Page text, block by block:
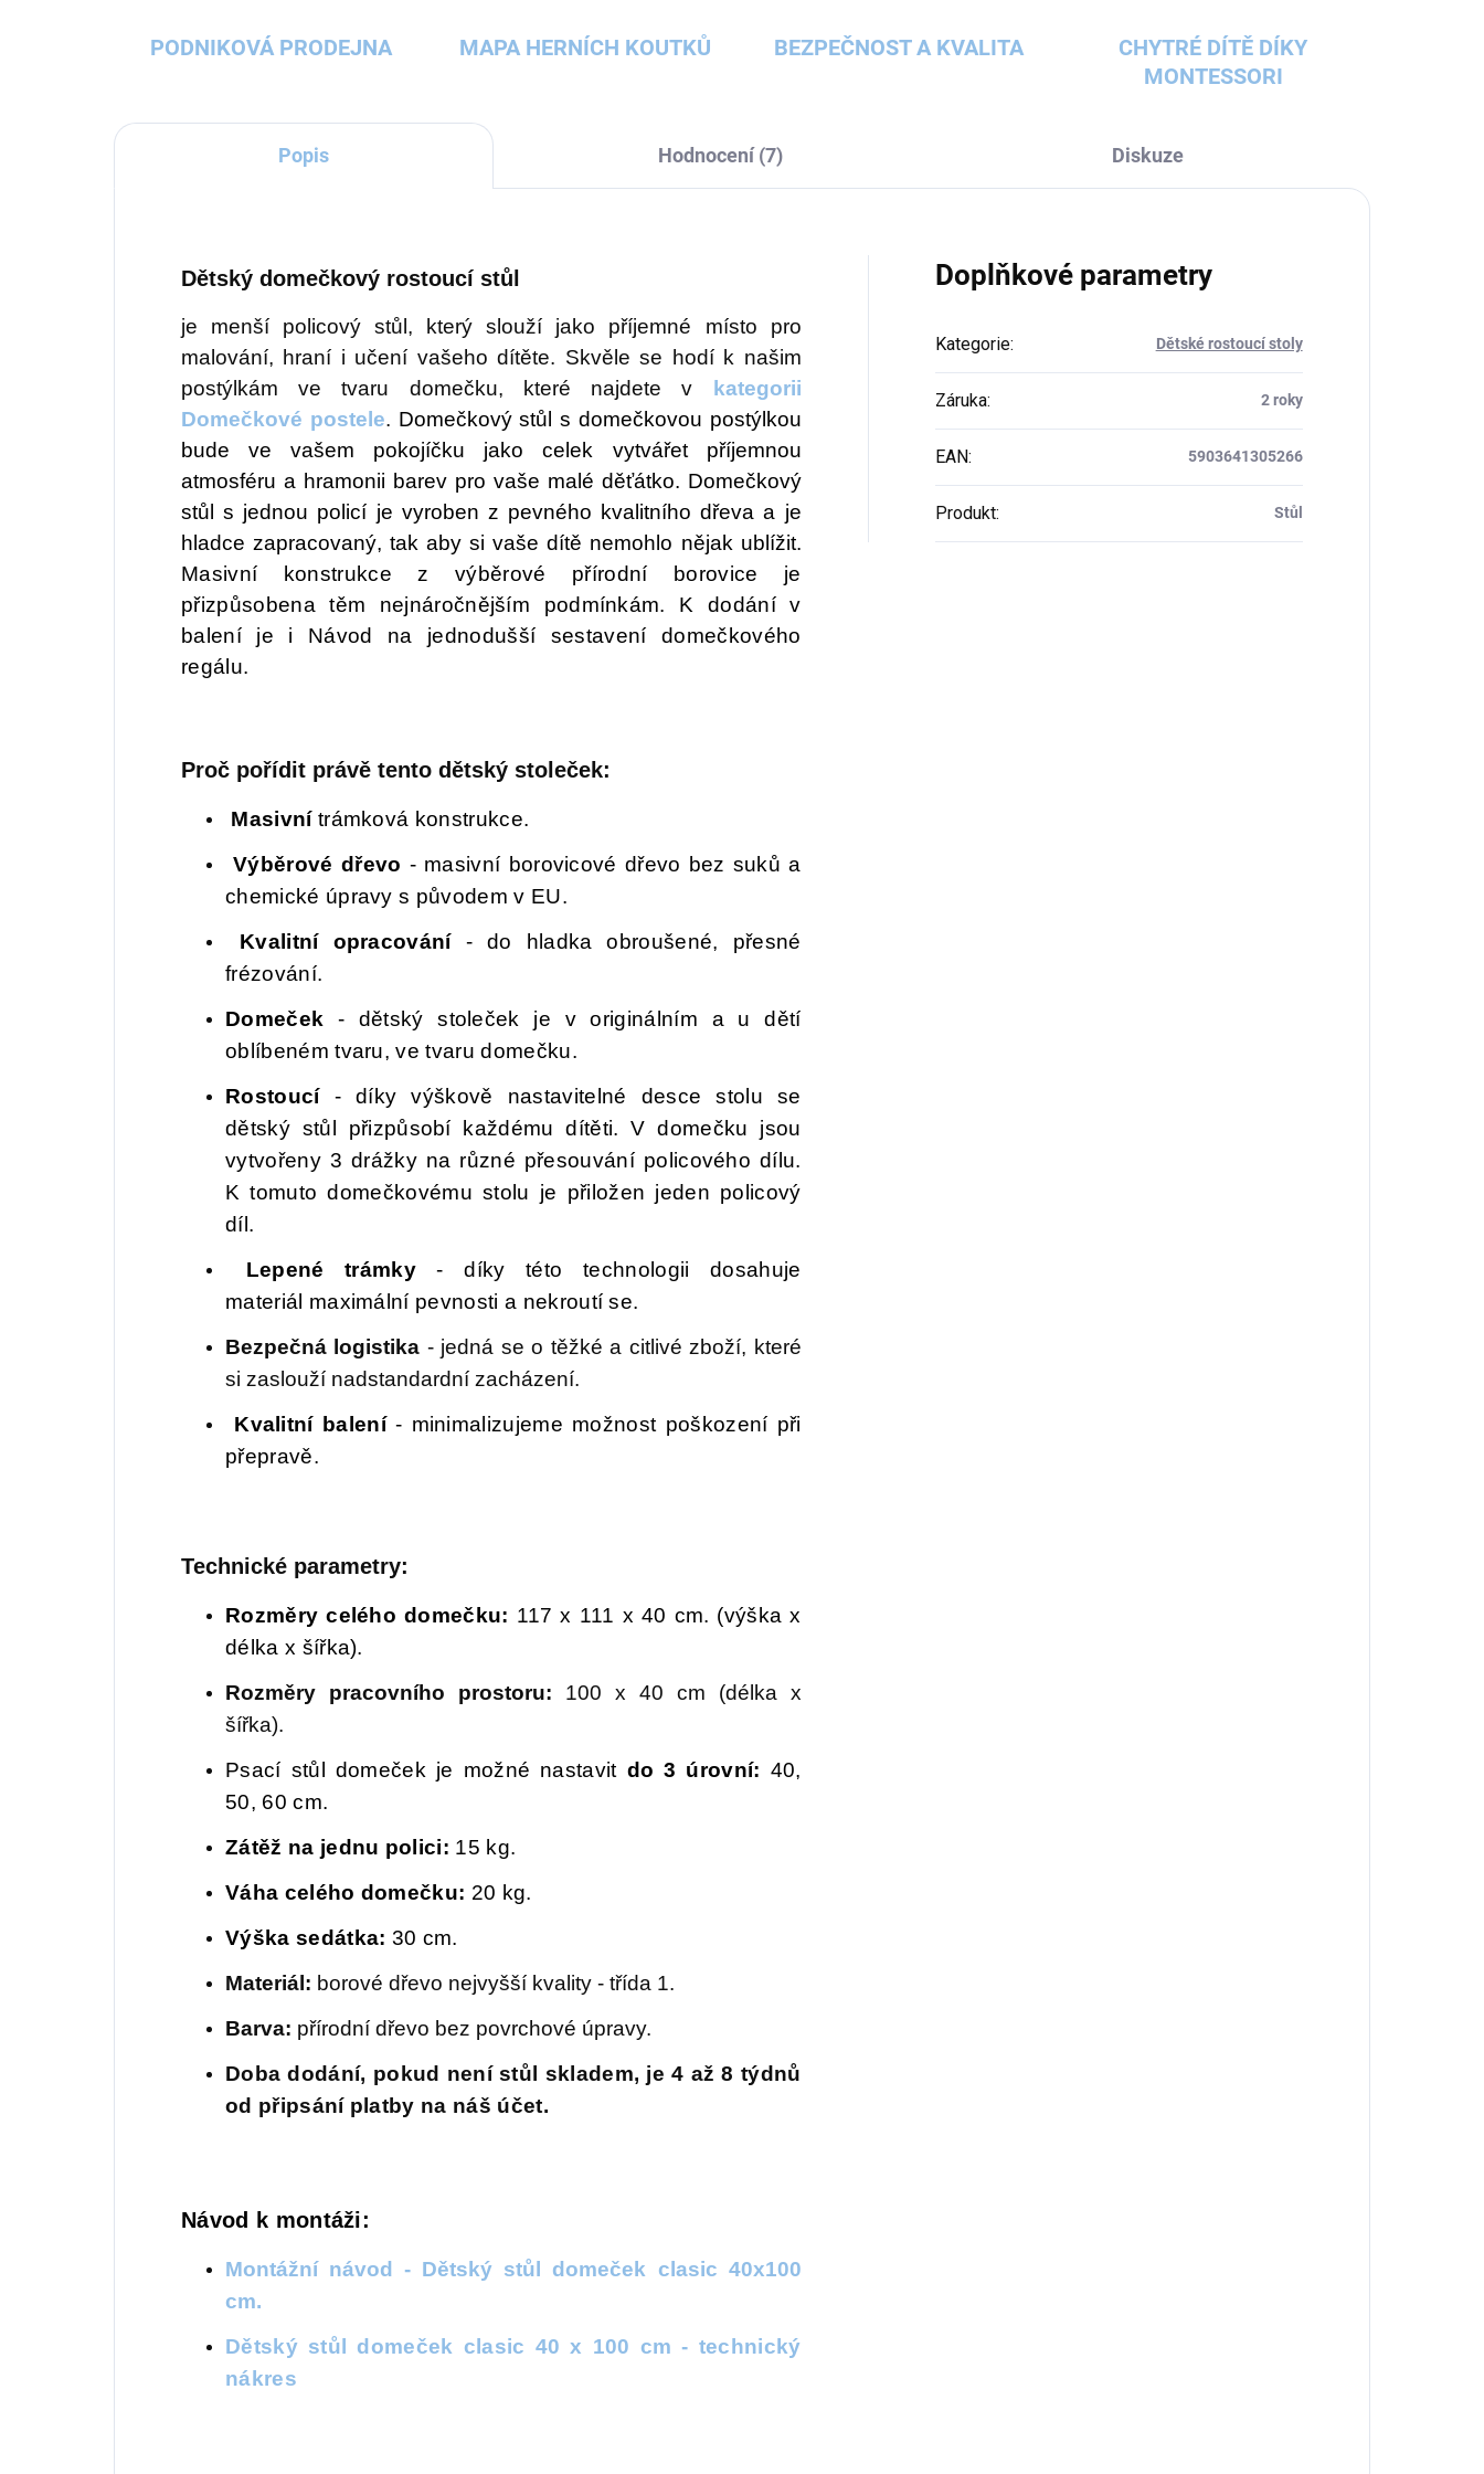
PODNIKOVÁ PRODEJNA MAPA HERNÍCH KOUTKŮ BEZPEČNOST A KVALITA
CHYTRÉ DÍTĚ DÍKY
MONTESSORI
Popis Hodnocení (7) Diskuze
Dětský domečkový rostoucí stůl
je menší policový stůl, který slouží jako příjemné místo pro
malování, hraní i učení vašeho dítěte. Skvěle se hodí k našim
postýlkám ve tvaru domečku, které najdete v
kategorii
Domečkové postele. Domečkový stůl s domečkovou postýlkou
bude ve vašem pokojíčku jako celek vytvářet příjemnou
atmosféru a hramonii barev pro vaše malé děťátko. Domečkový
stůl s jednou policí je vyroben z pevného kvalitního dřeva a je
hladce zapracovaný, tak aby si vaše dítě nemohlo nějak ublížit.
Masivní konstrukce z výběrové přírodní borovice je
přizpůsobena těm nejnáročnějším podmínkám. K dodání v
balení je i Návod na jednodušší sestavení domečkového
regálu.
Proč pořídit právě tento dětský stoleček:
Masivnítrámková konstrukce.
Výběrové dřevo - masivní borovicové dřevo bez suků a
chemické úpravy s původem v EU.
Kvalitní opracování- do hladka obroušené, přesné
frézování.
Domeček - dětský stoleček je v originálním a u dětí
oblíbeném tvaru, ve tvaru domečku.
Rostoucí- díky výškově nastavitelné desce stolu se
dětský stůl přizpůsobí každému dítěti. V domečku jsou
vytvořeny 3 drážky na různé přesouvání policového dílu.
K tomuto domečkovému stolu je přiložen jeden policový
díl.
Lepené trámky- díky této technologii dosahuje
materiál maximální pevnosti a nekroutí se.
Bezpečná logistika - jedná se o těžké a citlivé zboží, které
si zaslouží nadstandardní zacházení.
Kvalitní balení- minimalizujeme možnost poškození při
přepravě.
Technické parametry:
Rozměry celého domečku: 117 x 111 x 40 cm. (výška x
délka x šířka).
Rozměry pracovního prostoru: 100 x 40 cm (délka x
šířka).
Psací stůl domeček je možné nastavit do 3 úrovní: 40,
50, 60 cm.
Zátěž na jednu polici: 15 kg.
Váha celého domečku: 20 kg.
Výška sedátka: 30 cm.
Materiál: borové dřevo nejvyšší kvality - třída 1.
Barva: přírodní dřevo bez povrchové úpravy.
Doba dodání, pokud není stůl skladem, je 4 až 8 týdnů
od připsání platby na náš účet.
Návod k montáži:
Montážní návod - Dětský stůl domeček clasic 40x100
cm.
Dětský stůl domeček clasic 40 x 100 cm - technický
nákres
Doplňkové parametry
Kategorie: Dětské rostoucí stoly
Záruka: 2 roky
EAN: 5903641305266
Produkt: Stůl